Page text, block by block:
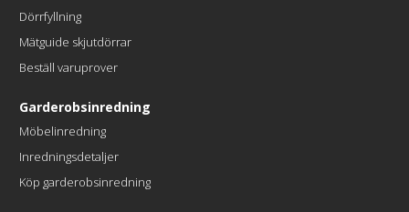
Dörrfyllning
Mätguide skjutdörrar
Beställ varuprover
Garderobsinredning
Möbelinredning
Inredningsdetaljer
Köp garderobsinredning